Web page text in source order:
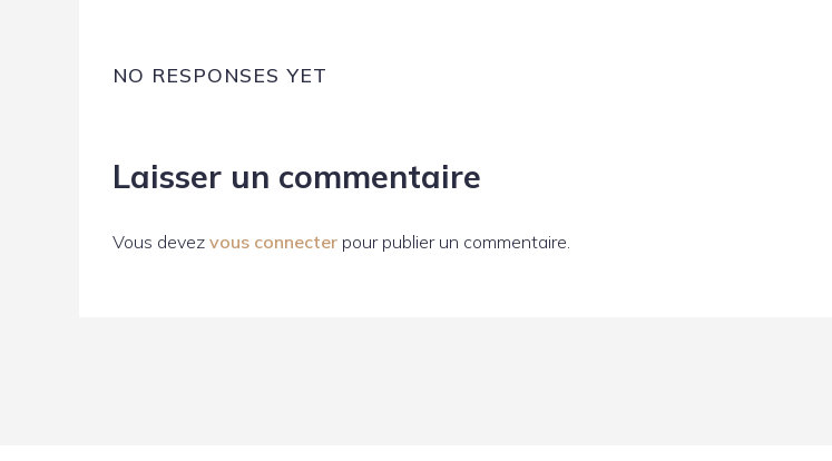
NO RESPONSES YET
Laisser un commentaire
Vous devez vous connecter pour publier un commentaire.